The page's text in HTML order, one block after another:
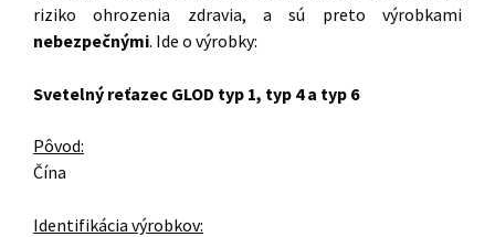
riziko ohrozenia zdravia, a sú preto výrobkami
nebezpečnými. Ide o výrobky:
Svetelný reťazec GLOD typ 1, typ 4 a typ 6
Pôvod:
Čína
Identifikácia výrobkov: